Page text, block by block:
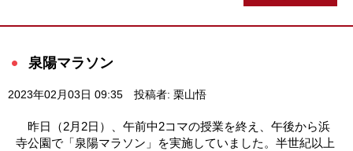
泉陽マラソン
2023年02月03日 09:35 投稿者: 栗山悟
昨日（2月2日）、午前中2コマの授業を終え、午後から浜
寺公園で「泉陽マラソン」を実施していました。半世紀以上